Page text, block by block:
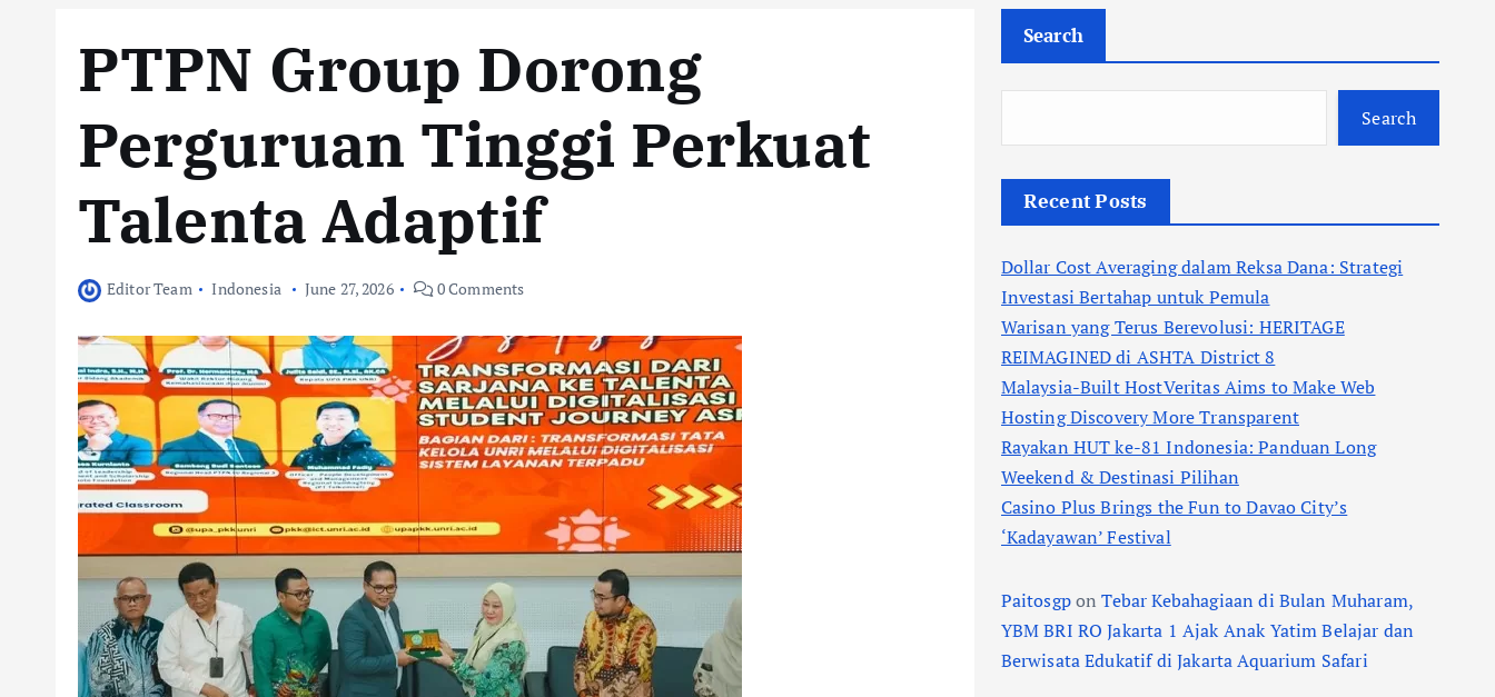
PTPN Group Dorong
Perguruan Tinggi Perkuat
Talenta Adaptif
Editor Team Indonesia June 27, 2026 0 Comments
Search
Search
Recent Posts
Dollar Cost Averaging dalam Reksa Dana: Strategi
Investasi Bertahap untuk Pemula
Warisan yang Terus Berevolusi: HERITAGE
REIMAGINED di ASHTA District 8
Malaysia-Built HostVeritas Aims to Make Web
Hosting Discovery More Transparent
Rayakan HUT ke-81 Indonesia: Panduan Long
Weekend & Destinasi Pilihan
Casino Plus Brings the Fun to Davao City’s
‘Kadayawan’ Festival
PaitosgponTebar Kebahagiaan di Bulan Muharam,
YBM BRI RO Jakarta 1 Ajak Anak Yatim Belajar dan
Berwisata Edukatif di Jakarta Aquarium Safari